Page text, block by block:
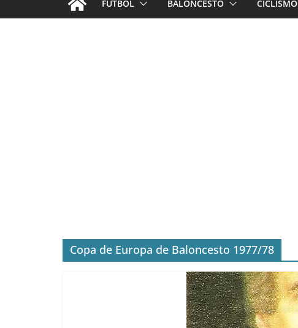
FÚTBOL BALONCESTO CICLISMO
Copa de Europa de Baloncesto 1977/78